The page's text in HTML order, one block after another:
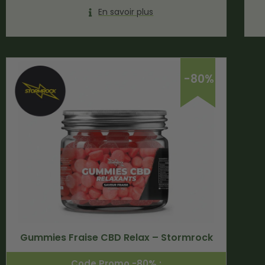
En savoir plus
-80%
Gummies Fraise CBD Relax – Stormrock